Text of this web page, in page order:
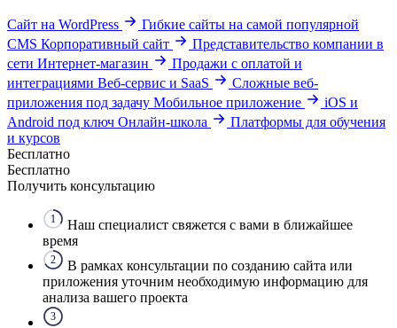
Сайт на WordPress
Гибкие сайты на самой популярной
CMS Корпоративный сайт
Представительство компании в
сети Интернет-магазин
Продажи с оплатой и
интеграциями Веб-сервис и SaaS
Сложные веб-
приложения под задачу Мобильное приложение
iOS и
Android под ключ Онлайн-школа
Платформы для обучения
и курсов
Бесплатно
Бесплатно
Получить консультацию
1
Наш специалист свяжется с вами в ближайшее
время
2
В рамках консультации по созданию сайта или
приложения уточним необходимую информацию для
анализа вашего проекта
3